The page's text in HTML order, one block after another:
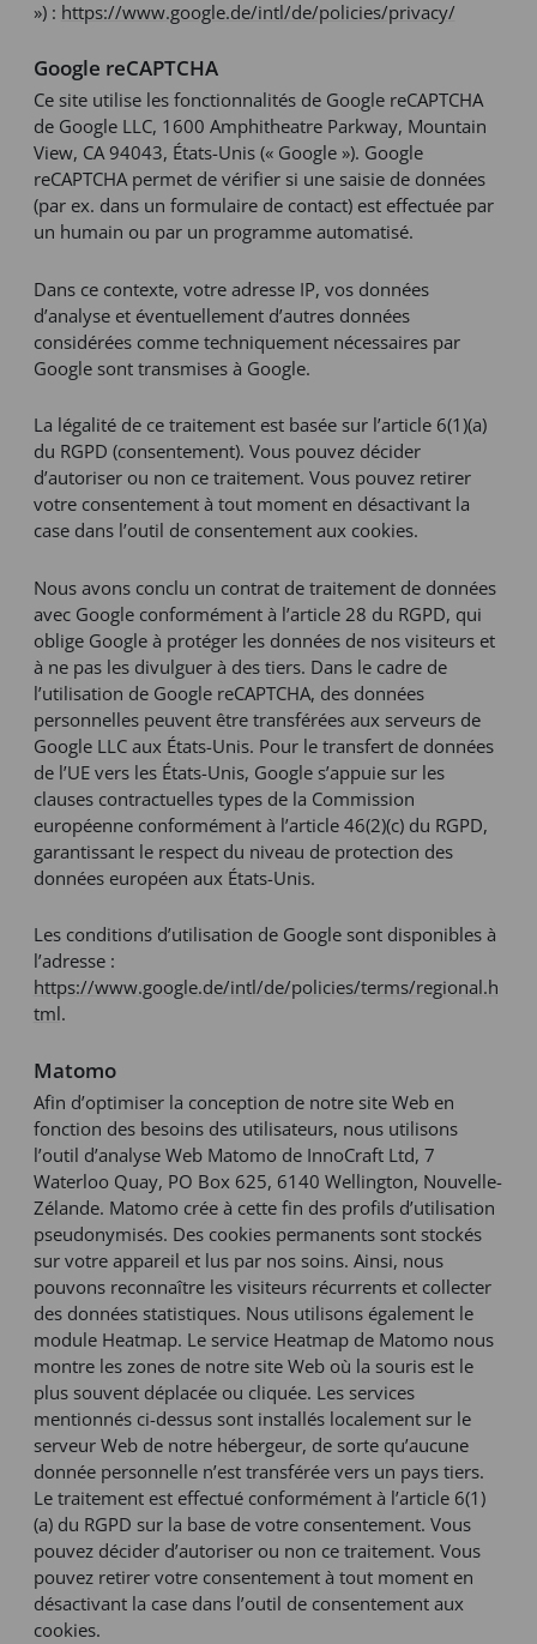
») : https://www.google.de/intl/de/policies/privacy/
Google reCAPTCHA
Ce site utilise les fonctionnalités de Google reCAPTCHA
de Google LLC, 1600 Amphitheatre Parkway, Mountain
View, CA 94043, États-Unis (« Google »). Google
reCAPTCHA permet de vérifier si une saisie de données
(par ex. dans un formulaire de contact) est effectuée par
un humain ou par un programme automatisé.
Dans ce contexte, votre adresse IP, vos données
d’analyse et éventuellement d’autres données
considérées comme techniquement nécessaires par
Google sont transmises à Google.
La légalité de ce traitement est basée sur l’article 6(1)(a)
du RGPD (consentement). Vous pouvez décider
d’autoriser ou non ce traitement. Vous pouvez retirer
votre consentement à tout moment en désactivant la
case dans l’outil de consentement aux cookies.
Nous avons conclu un contrat de traitement de données
avec Google conformément à l’article 28 du RGPD, qui
oblige Google à protéger les données de nos visiteurs et
à ne pas les divulguer à des tiers. Dans le cadre de
l’utilisation de Google reCAPTCHA, des données
personnelles peuvent être transférées aux serveurs de
Google LLC aux États-Unis. Pour le transfert de données
de l’UE vers les États-Unis, Google s’appuie sur les
clauses contractuelles types de la Commission
européenne conformément à l’article 46(2)(c) du RGPD,
garantissant le respect du niveau de protection des
données européen aux États-Unis.
Les conditions d’utilisation de Google sont disponibles à
l’adresse :
https://www.google.de/intl/de/policies/terms/regional.h
tml.
Matomo
Afin d’optimiser la conception de notre site Web en
fonction des besoins des utilisateurs, nous utilisons
l’outil d’analyse Web Matomo de InnoCraft Ltd, 7
Waterloo Quay, PO Box 625, 6140 Wellington, Nouvelle-
Zélande. Matomo crée à cette fin des profils d’utilisation
pseudonymisés. Des cookies permanents sont stockés
sur votre appareil et lus par nos soins. Ainsi, nous
pouvons reconnaître les visiteurs récurrents et collecter
des données statistiques. Nous utilisons également le
module Heatmap. Le service Heatmap de Matomo nous
montre les zones de notre site Web où la souris est le
plus souvent déplacée ou cliquée. Les services
mentionnés ci-dessus sont installés localement sur le
serveur Web de notre hébergeur, de sorte qu’aucune
donnée personnelle n’est transférée vers un pays tiers.
Le traitement est effectué conformément à l’article 6(1)
(a) du RGPD sur la base de votre consentement. Vous
pouvez décider d’autoriser ou non ce traitement. Vous
pouvez retirer votre consentement à tout moment en
désactivant la case dans l’outil de consentement aux
cookies.